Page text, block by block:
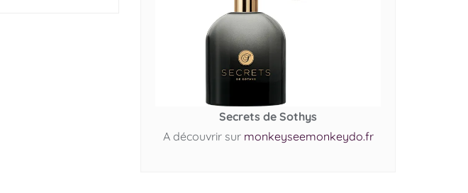
Secrets de Sothys
A découvrir sur monkeyseemonkeydo.fr